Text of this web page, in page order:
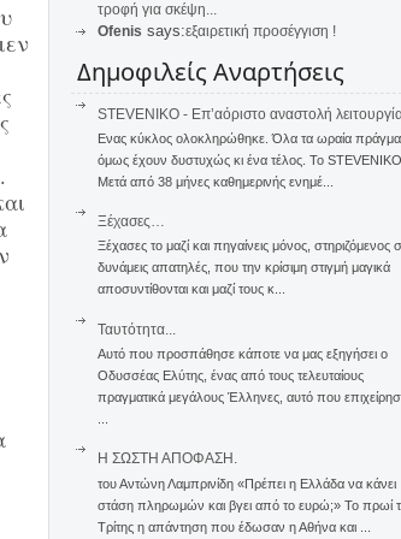
τροφή για σκέψη...
Ofenis says:εξαιρετική προσέγγιση !
Δημοφιλείς Αναρτήσεις
STEVENIKO - Επ’αόριστο αναστολή
Ενας κύκλος ολοκληρώθηκε. Όλα τα ωραία
όμως έχουν δυστυχώς κι ένα τέλος. Το STEVENIKO
Μετά από 38 μήνες καθημερινής ενημέ...
Ξέχασες…
Ξέχασες το μαζί και πηγαίνεις μόνος, στηριζόμενος
δυνάμεις απατηλές, που την κρίσιμη στιγμή μαγικά
αποσυντίθονται και μαζί τους κ...
Ταυτότητα...
Αυτό που προσπάθησε κάποτε να μας εξηγήσει ο
Οδυσσέας Ελύτης, ένας από τους τελευταίους
πραγματικά μεγάλους Έλληνες, αυτό που
Η ΣΩΣΤΗ ΑΠΟΦΑΣΗ.
του Αντώνη Λαμπρινίδη «Πρέπει η Ελλάδα να κάνει
στάση πληρωμών και βγει από το ευρώ;» Το πρωί
Τρίτης η απάντηση που έδωσαν η Αθήνα και ...